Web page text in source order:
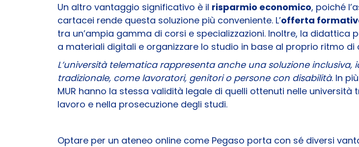
Un altro vantaggio significativo è il risparmio economico, poiché
cartacei rende questa soluzione più conveniente. L’offerta
tra un’ampia gamma di corsi e specializzazioni. Inoltre, la
a materiali digitali e organizzare lo studio in base al proprio ritmo di
L’università telematica rappresenta anche una soluzione
tradizionale, come lavoratori, genitori o persone con disabilità. In
MUR hanno la stessa validità legale di quelli ottenuti nelle
lavoro e nella prosecuzione degli studi.
Optare per un ateneo online come Pegaso porta con sé diversi